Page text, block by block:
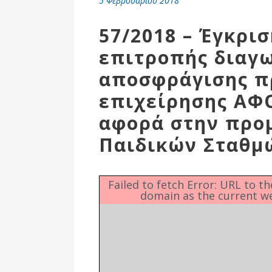
Δημοτικές
Ενότητες
Αθλητικές
57/2018 –
επιτροπής
αποσφράγισης
επιχείρησης
αφορά στην
Παιδικών
Failed to fetch Error: URL to
domain as the current